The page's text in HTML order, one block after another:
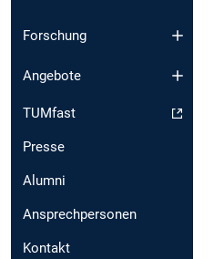
Forschung
Angebote
TUMfast
Presse
Alumni
Ansprechpersonen
Kontakt